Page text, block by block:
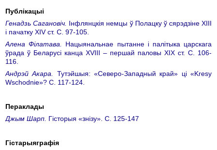
Публікацыі
Генадзь Сагановіч. Інфлянцкія немцы ў Полацку ў сярэдзіне ХIII
і пачатку ХIV ст. С. 97-105.
Алена Філатава.
Нацыянальнае пытанне і палітыка царскага
ўрада ў Беларусі канца XVIII – першай паловы ХIХ ст. С. 106-
116.
Андрэй Акара.
Тутэйшыя: «Cеверо-Западный край» ці «Kresy
Wschodnie»? С. 117-124.
Пераклады
Джым Шарп. Гісторыя «знізу». С. 125-147
Гістарыяграфія